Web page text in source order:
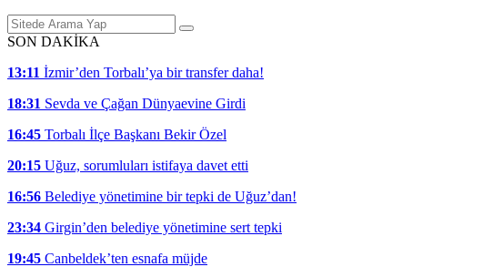
SON DAKİKA
13:11 İzmir’den Torbalı’ya bir transfer daha!
18:31 Sevda ve Çağan Dünyaevine Girdi
16:45 Torbalı İlçe Başkanı Bekir Özel
20:15 Uğuz, sorumluları istifaya davet etti
16:56 Belediye yönetimine bir tepki de Uğuz’dan!
23:34 Girgin’den belediye yönetimine sert tepki
19:45 Canbeldek’ten esnafa müjde